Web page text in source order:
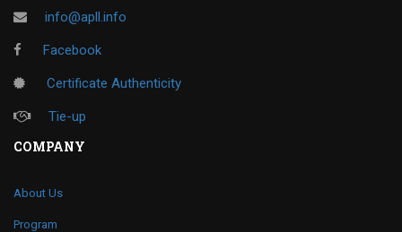
info@apll.info
Facebook
Certificate Authenticity
Tie-up
COMPANY
About Us
Program